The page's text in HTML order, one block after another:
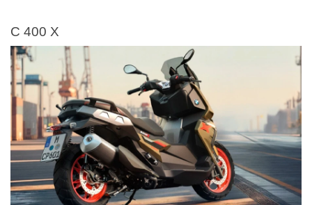
C 400 X